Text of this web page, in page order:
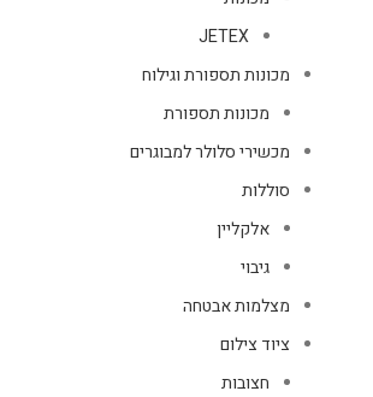
JETEX
מכונות תספורת וגילוח
מכונות תספורת
מכשירי סלולר למבוגרים
סוללות
אלקליין
גיבוי
מצלמות אבטחה
ציוד צילום
חצובות